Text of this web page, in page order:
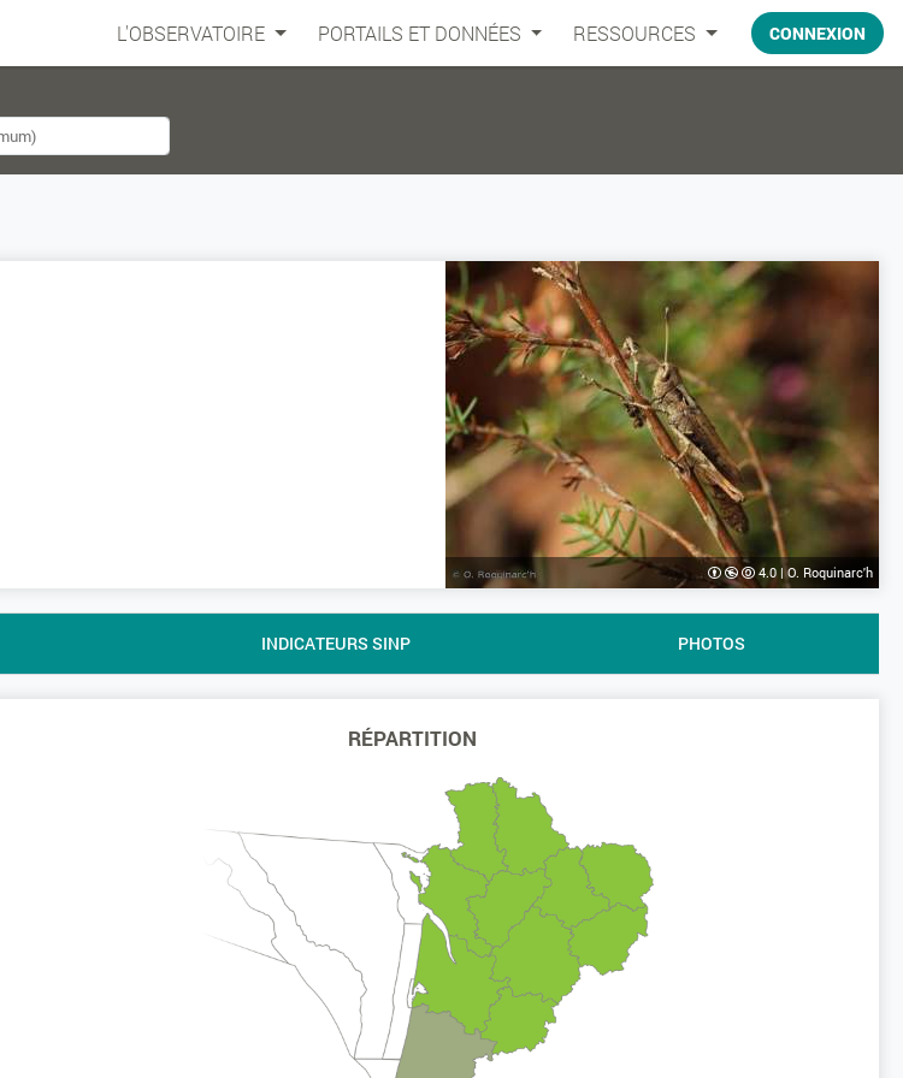
L'OBSERVATOIRE PORTAILS ET DONNÉES RESSOURCES CONNEXION
4.0 |O. Roquinarc'h
INDICATEURS SINP PHOTOS
RÉPARTITION